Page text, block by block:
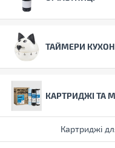
ТАЙМЕРИ
КАРТРИДЖІ ТА
Картриджі